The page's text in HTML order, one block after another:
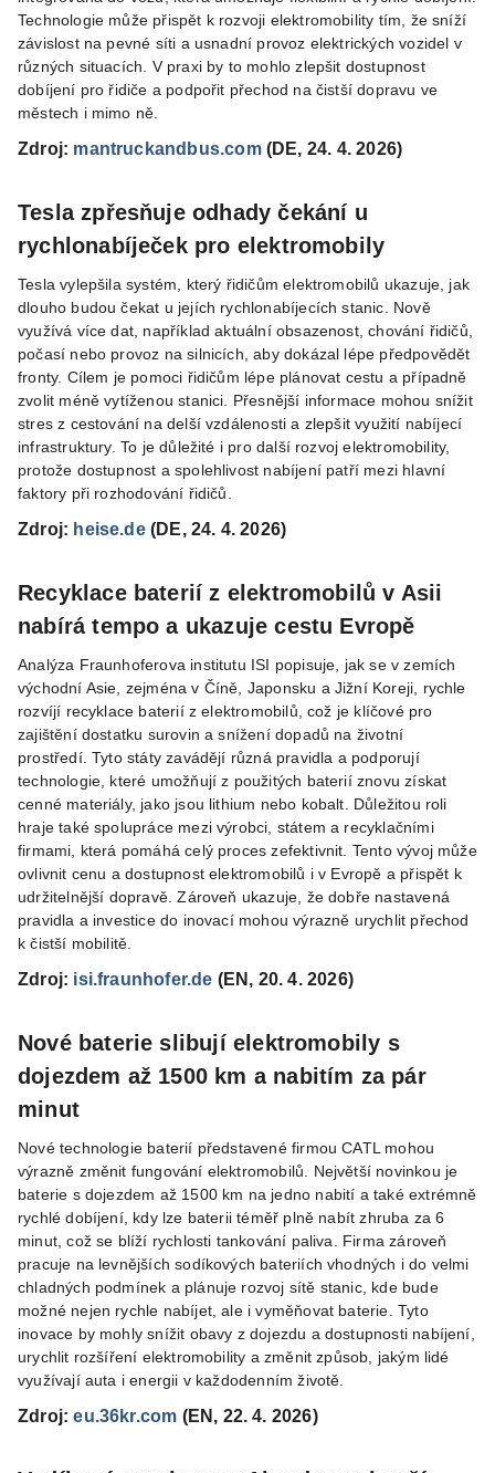
Technologie může přispět k rozvoji elektromobility tím, že sníží
závislost na pevné síti a usnadní provoz elektrických vozidel v
různých situacích. V praxi by to mohlo zlepšit dostupnost
dobíjení pro řidiče a podpořit přechod na čistší dopravu ve
městech i mimo ně.
Zdroj: mantruckandbus.com(DE, 24. 4. 2026)
Tesla zpřesňuje odhady čekání u
rychlonabíječek pro elektromobily
Tesla vylepšila systém, který řidičům elektromobilů ukazuje, jak
dlouho budou čekat u jejích rychlonabíjecích stanic. Nově
využívá více dat, například aktuální obsazenost, chování řidičů,
počasí nebo provoz na silnicích, aby dokázal lépe předpovědět
fronty. Cílem je pomoci řidičům lépe plánovat cestu a případně
zvolit méně vytíženou stanici. Přesnější informace mohou snížit
stres z cestování na delší vzdálenosti a zlepšit využití nabíjecí
infrastruktury. To je důležité i pro další rozvoj elektromobility,
protože dostupnost a spolehlivost nabíjení patří mezi hlavní
faktory při rozhodování řidičů.
Zdroj: heise.de(DE, 24. 4. 2026)
Recyklace baterií z elektromobilů v Asii
nabírá tempo a ukazuje cestu Evropě
Analýza Fraunhoferova institutu ISI popisuje, jak se v zemích
východní Asie, zejména v Číně, Japonsku a Jižní Koreji, rychle
rozvíjí recyklace baterií z elektromobilů, což je klíčové pro
zajištění dostatku surovin a snížení dopadů na životní
prostředí. Tyto státy zavádějí různá pravidla a podporují
technologie, které umožňují z použitých baterií znovu získat
cenné materiály, jako jsou lithium nebo kobalt. Důležitou roli
hraje také spolupráce mezi výrobci, státem a recyklačními
firmami, která pomáhá celý proces zefektivnit. Tento vývoj může
ovlivnit cenu a dostupnost elektromobilů i v Evropě a přispět k
udržitelnější dopravě. Zároveň ukazuje, že dobře nastavená
pravidla a investice do inovací mohou výrazně urychlit přechod
k čistší mobilitě.
Zdroj: isi.fraunhofer.de (EN, 20. 4. 2026)
Nové baterie slibují elektromobily s
dojezdem až 1500 km a nabitím za pár
minut
Nové technologie baterií představené firmou CATL mohou
výrazně změnit fungování elektromobilů. Největší novinkou je
baterie s dojezdem až 1500 km na jedno nabití a také extrémně
rychlé dobíjení, kdy lze baterii téměř plně nabít zhruba za 6
minut, což se blíží rychlosti tankování paliva. Firma zároveň
pracuje na levnějších sodíkových bateriích vhodných i do velmi
chladných podmínek a plánuje rozvoj sítě stanic, kde bude
možné nejen rychle nabíjet, ale i vyměňovat baterie. Tyto
inovace by mohly snížit obavy z dojezdu a dostupnosti nabíjení,
urychlit rozšíření elektromobility a změnit způsob, jakým lidé
využívají auta i energii v každodenním životě.
Zdroj:eu.36kr.com (EN, 22. 4. 2026)